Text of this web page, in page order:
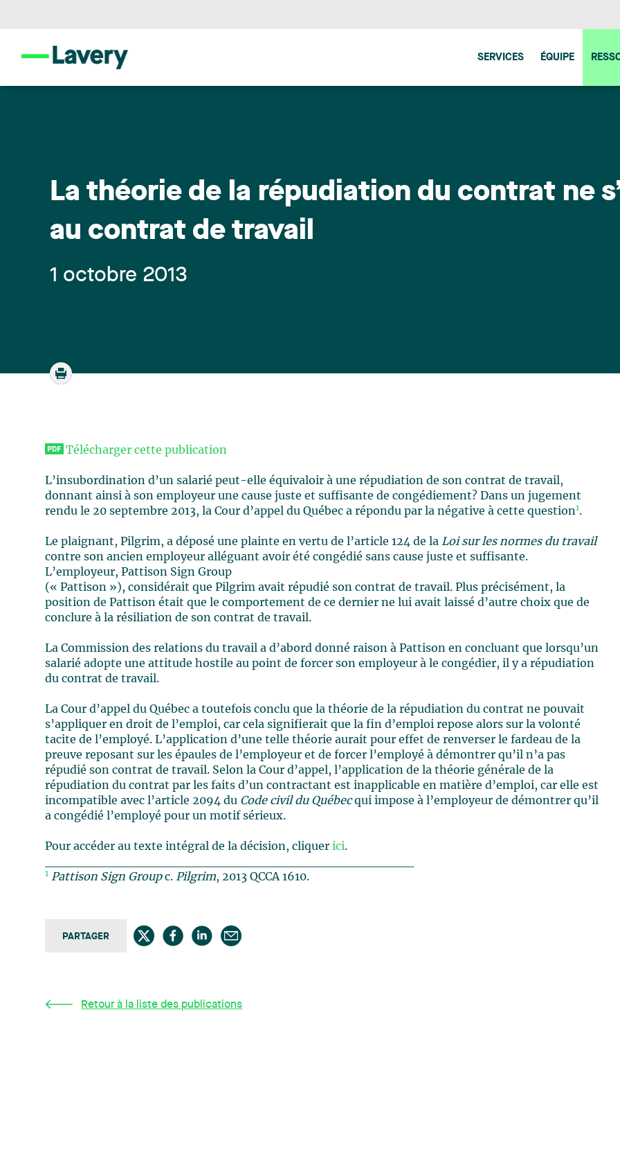
SERVICES ÉQUIPE
La théorie de la répudiation du contrat ne
au contrat de travail
1 octobre 2013
Télécharger cette publication
L’insubordination d’un salarié peut-elle équivaloir à une répudiation de son contrat de travail,
donnant ainsi à son employeur une cause juste et suffisante de congédiement? Dans un jugement
rendu le 20 septembre 2013, la Cour d’appel du Québec a répondu par la négative à cette question1.
Le plaignant, Pilgrim, a déposé une plainte en vertu de l’article 124 de la Loi sur les normes du travail
contre son ancien employeur alléguant avoir été congédié sans cause juste et suffisante.
L’employeur, Pattison Sign Group
(« Pattison »), considérait que Pilgrim avait répudié son contrat de travail. Plus précisément, la
position de Pattison était que le comportement de ce dernier ne lui avait laissé d’autre choix que de
conclure à la résiliation de son contrat de travail.
La Commission des relations du travail a d’abord donné raison à Pattison en concluant que lorsqu’un
salarié adopte une attitude hostile au point de forcer son employeur à le congédier, il y a répudiation
du contrat de travail.
La Cour d’appel du Québec a toutefois conclu que la théorie de la répudiation du contrat ne pouvait
s’appliquer en droit de l’emploi, car cela signifierait que la fin d’emploi repose alors sur la volonté
tacite de l’employé. L’application d’une telle théorie aurait pour effet de renverser le fardeau de la
preuve reposant sur les épaules de l’employeur et de forcer l’employé à démontrer qu’il n’a pas
répudié son contrat de travail. Selon la Cour d’appel, l’application de la théorie générale de la
répudiation du contrat par les faits d’un contractant est inapplicable en matière d’emploi, car elle est
incompatible avec l’article 2094 du Code civil du Québecqui impose à l’employeur de démontrer qu’il
a congédié l’employé pour un motif sérieux.
Pour accéder au texte intégral de la décision, cliquerici.
1 Pattison Sign Groupc. Pilgrim, 2013 QCCA 1610.
PARTAGER
Retour à la liste des publications